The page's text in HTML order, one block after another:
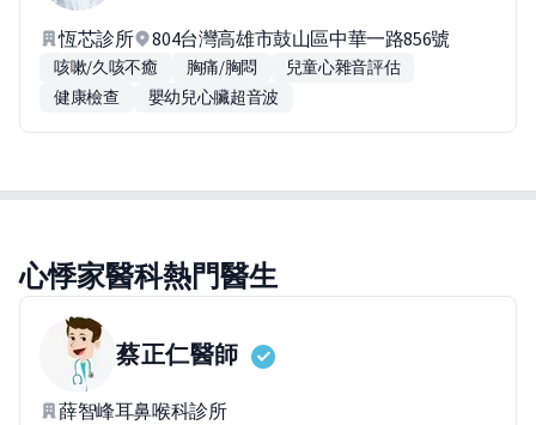
恆芯診所 804台灣高雄市鼓山區中華一路856號
咳嗽/久咳不癒 胸痛/胸悶
兒童心雜音評估
健康檢查
嬰幼兒心臟超音波
心悸家醫科熱門醫生
蔡正仁醫師
薛智峰耳鼻喉科診所